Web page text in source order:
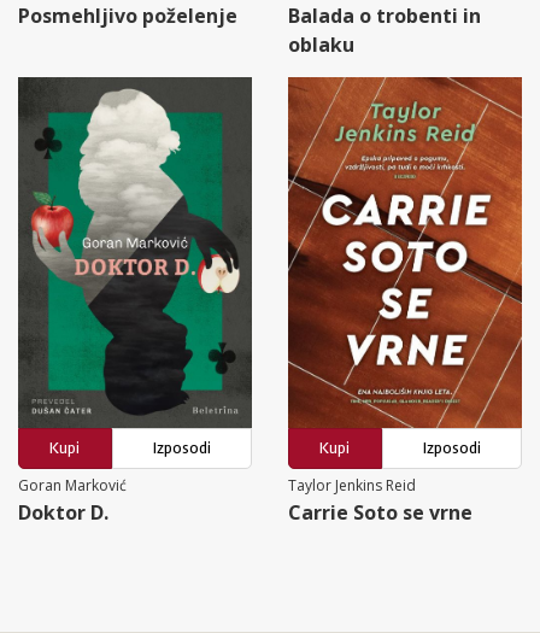
Posmehljivo poželenje
Balada o trobenti in
oblaku
Kupi
Izposodi
Goran Marković
Doktor D.
Kupi
Izposodi
Taylor Jenkins Reid
Carrie Soto se vrne